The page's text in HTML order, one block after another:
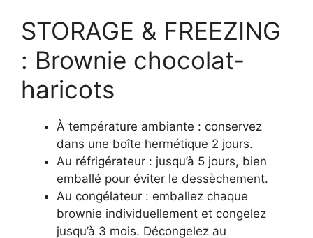
STORAGE & FREEZING
: Brownie chocolat-
haricots
À température ambiante : conservez
dans une boîte hermétique 2 jours.
Au réfrigérateur : jusqu’à 5 jours, bien
emballé pour éviter le dessèchement.
Au congélateur : emballez chaque
brownie individuellement et congelez
jusqu’à 3 mois. Décongelez au